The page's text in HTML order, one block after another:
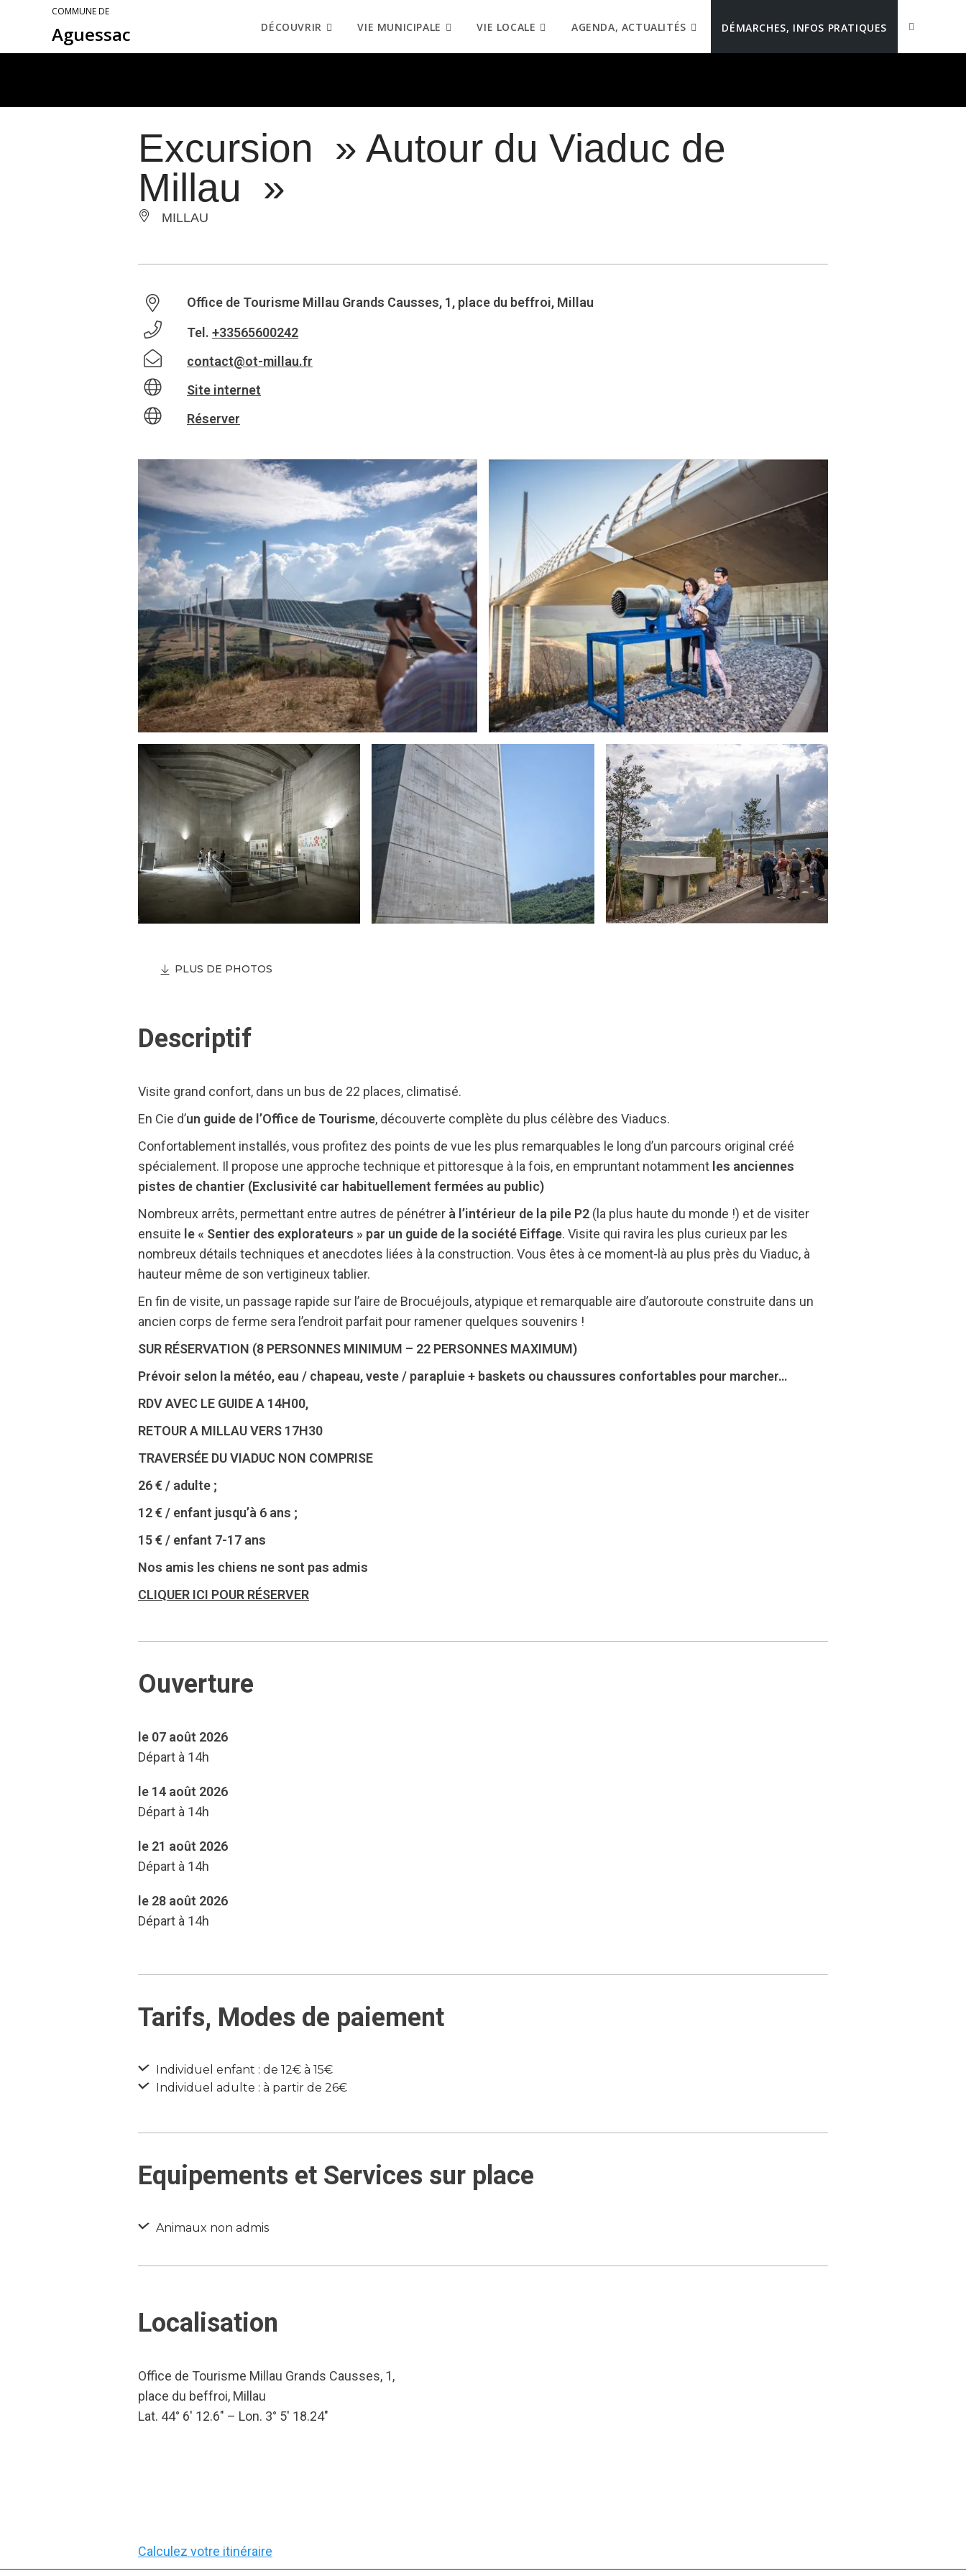
COMMUNE DE
Aguessac DÉCOUVRIR VIE MUNICIPALE VIE LOCALE AGENDA, ACTUALITÉS DÉMARCHES, INFOS PRATIQUES
Excursion » Autour du Viaduc de
Millau »
MILLAU
Office de Tourisme Millau Grands Causses, 1, place du beffroi, Millau
Tel. +33565600242
contact@ot-millau.fr
Site internet
Réserver
PLUS DE PHOTOS
Descriptif
Visite grand confort, dans un bus de 22 places, climatisé.
En Cie d’un guide de l’Office de Tourisme, découverte complète du plus célèbre des Viaducs.
Confortablement installés, vous profitez des points de vue les plus remarquables le long d’un parcours original créé
spécialement. Il propose une approche technique et pittoresque à la fois, en empruntant notamment les anciennes
pistes de chantier (Exclusivité car habituellement fermées au public)
Nombreux arrêts, permettant entre autres de pénétrer à l’intérieur de la pile P2 (la plus haute du monde !) et de visiter
ensuite le « Sentier des explorateurs » par un guide de la société Eiffage. Visite qui ravira les plus curieux par les
nombreux détails techniques et anecdotes liées à la construction. Vous êtes à ce moment-là au plus près du Viaduc, à
hauteur même de son vertigineux tablier.
En fin de visite, un passage rapide sur l’aire de Brocuéjouls, atypique et remarquable aire d’autoroute construite dans un
ancien corps de ferme sera l’endroit parfait pour ramener quelques souvenirs !
SUR RÉSERVATION (8 PERSONNES MINIMUM – 22 PERSONNES MAXIMUM)
Prévoir selon la météo, eau / chapeau, veste / parapluie + baskets ou chaussures confortables pour marcher…
RDV AVEC LE GUIDE A 14H00,
RETOUR A MILLAU VERS 17H30
TRAVERSÉE DU VIADUC NON COMPRISE
26 € / adulte ;
12 € / enfant jusqu’à 6 ans ;
15 € / enfant 7-17 ans
Nos amis les chiens ne sont pas admis
CLIQUER ICI POUR RÉSERVER
Ouverture
le 07 août 2026
Départ à 14h
le 14 août 2026
Départ à 14h
le 21 août 2026
Départ à 14h
le 28 août 2026
Départ à 14h
Tarifs, Modes de paiement
Individuel enfant : de 12€ à 15€
Individuel adulte : à partir de 26€
Equipements et Services sur place
Animaux non admis
Localisation
Office de Tourisme Millau Grands Causses, 1,
place du beffroi, Millau
Lat. 44° 6′ 12.6″ – Lon. 3° 5′ 18.24″
Calculez votre itinéraire